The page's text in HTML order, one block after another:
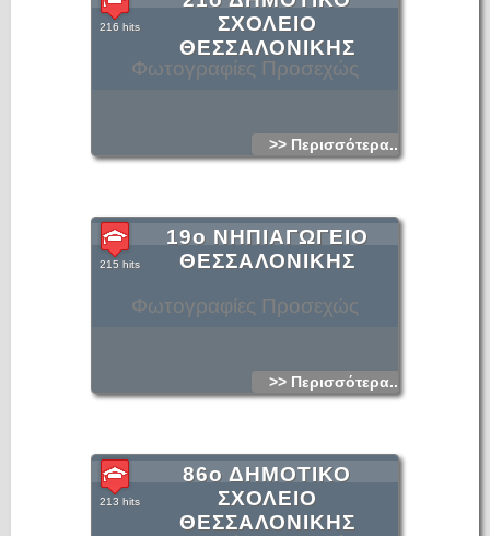
Φωτογραφίες Προσεχώς
ΣΧΟΛΕΙΟ
ΘΕΣΣΑΛΟΝΙΚΗΣ
216 hits
>> Περισσότερα...
Φωτογραφίες Προσεχώς
19ο ΝΗΠΙΑΓΩΓΕΙΟ
ΘΕΣΣΑΛΟΝΙΚΗΣ
215 hits
>> Περισσότερα...
86ο ΔΗΜΟΤΙΚΟ
ΣΧΟΛΕΙΟ
ΘΕΣΣΑΛΟΝΙΚΗΣ
213 hits